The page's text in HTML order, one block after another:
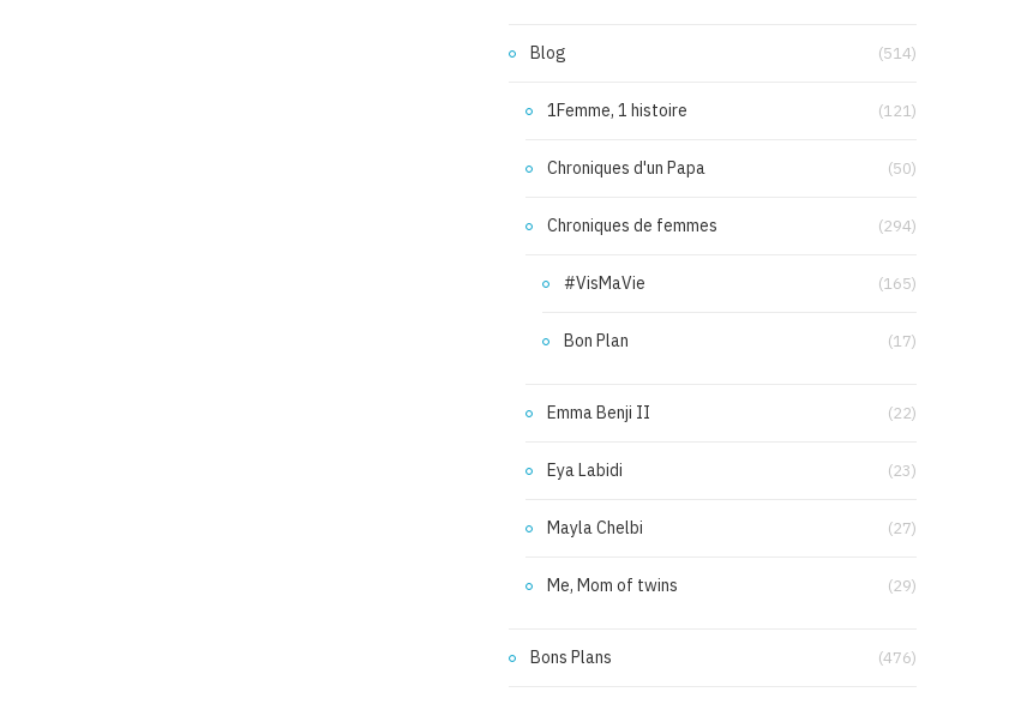
Blog (514)
1Femme, 1 histoire (121)
Chroniques d'un Papa (50)
Chroniques de femmes (294)
#VisMaVie (165)
Bon Plan (17)
Emma Benji II (22)
Eya Labidi (23)
Mayla Chelbi (27)
Me, Mom of twins (29)
Bons Plans (476)